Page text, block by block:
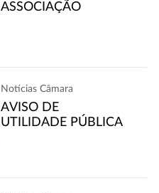
ASSOCIAÇÃO
Notícias Câmara
AVISO DE
UTILIDADE PÚBLICA